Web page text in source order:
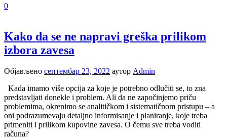
0
Kako da se ne napravi greška prilikom
izbora zavesa
Објављено септембар 23, 2022 аутор Admin
Kada imamo više opcija za koje je potrebno odlučiti se, to zna
predstavljati donekle i problem. Ali da ne započinjemo priču
problemima, okrenimo se analitičkom i sistematičnom pristupu – a
oni podrazumevaju detaljno informisanje i planiranje, koje treba
primeniti i prilikom kupovine zavesa. O čemu sve treba voditi
računa?